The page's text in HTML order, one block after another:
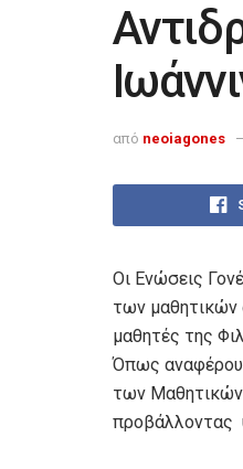
από neoiagones
Οι Ενώσεις
των μαθητικών
μαθητές της
Όπως
των Μαθητικών
προβάλλοντας